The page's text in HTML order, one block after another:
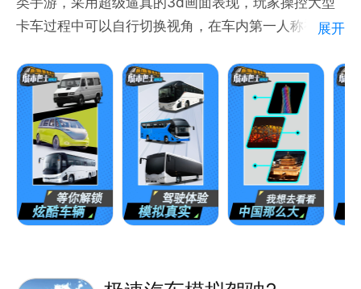
卡车过程中可以自行切换视角，在车内第一人称视角时
3d赛车游戏，给你带来激爽的驾驶体验。
游戏特色
3D现代图形，多种丰富场景可供选择
顺畅的驾驶控制和逼真的驾驶模拟器系统，精确汽车物
理引擎带来逼真车祸和车损效果
酷炫的车型
一起来享受虚拟巴士驾驶吧，马上免费下载！
展开